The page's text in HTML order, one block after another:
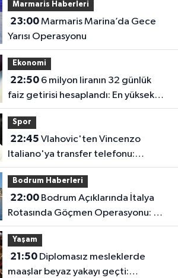
Marmaris Haberleri
23:00Marmaris Marina’da Gece
Yarısı Operasyonu
Ekonomi
22:506 milyon liranın 32 günlük
faiz getirisi hesaplandı: En yüksek
oran en çok kazancı vermiyor
Spor
22:45
Italiano'ya transfer telefonu:
Kararını bir iki gün içinde verecek
Bodrum Haberleri
22:00Bodrum Açıklarında İtalya
Rotasında Göçmen Operasyonu: 50
Kişi Yakalandı
Yaşam
21:50Diplomasız mesleklerde
maaşlar beyaz yakayı geçti: